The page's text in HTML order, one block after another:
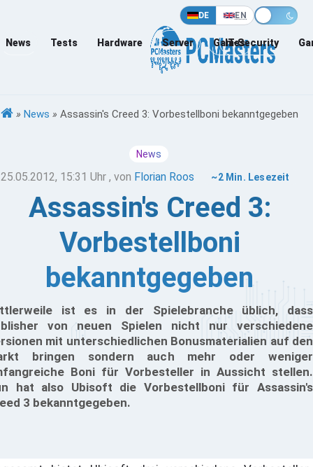
DE EN
News Tests Hardware Server Games
IT-Security
» News » Assassin's Creed 3: Vorbestellboni bekanntgegeben
News
25.05.2012, 15:31 Uhr , von Florian Roos ~2 Min. Lesezeit
Assassin's Creed 3:
Vorbestellboni
bekanntgegeben
ist es in der Spielebranche üblich, dass
von neuen Spielen nicht nur verschiedene
mit unterschiedlichen Bonusmaterialien auf den
bringen sondern auch mehr oder weniger
Boni für Vorbesteller in Aussicht stellen.
hat also Ubisoft die Vorbestellboni für Assassin's
3 bekanntgegeben.